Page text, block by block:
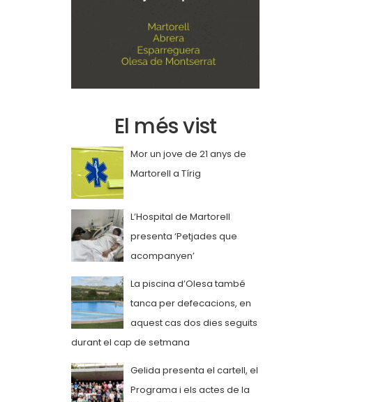
El més vist
Mor un jove de 21 anys de
Martorell a Tírig
L’Hospital de Martorell
presenta ‘Petjades que
acompanyen’
La piscina d’Olesa també
tanca per defecacions, en
aquest cas dos dies seguits
durant el cap de setmana
Gelida presenta el cartell, el
Programa i els actes de la